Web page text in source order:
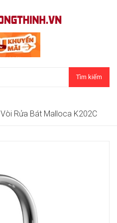
Tìm kiếm
Vòi Rửa Bát Malloca K202C